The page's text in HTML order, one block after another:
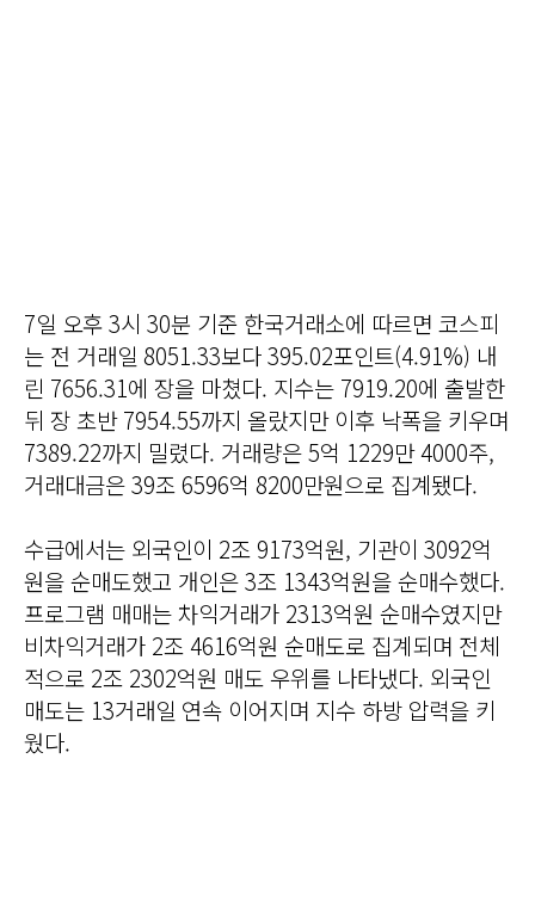
7일 오후 3시 30분 기준 한국거래소에 따르면 코스피
는 전 거래일 8051.33보다 395.02포인트(4.91%) 내
린 7656.31에 장을 마쳤다. 지수는 7919.20에 출발한
뒤 장 초반 7954.55까지 올랐지만 이후 낙폭을 키우며
7389.22까지 밀렸다. 거래량은 5억 1229만 4000주,
거래대금은 39조 6596억 8200만원으로 집계됐다.
수급에서는 외국인이 2조 9173억원, 기관이 3092억
원을 순매도했고 개인은 3조 1343억원을 순매수했다.
프로그램 매매는 차익거래가 2313억원 순매수였지만
비차익거래가 2조 4616억원 순매도로 집계되며 전체
적으로 2조 2302억원 매도 우위를 나타냈다. 외국인
매도는 13거래일 연속 이어지며 지수 하방 압력을 키
웠다.